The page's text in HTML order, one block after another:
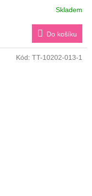
Skladem
Do košíku
Kód: TT-10202-013-1